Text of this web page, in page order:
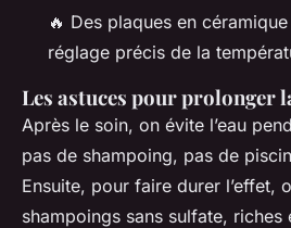
🔥 Des plaques en
réglage précis de la
Les astuces pour prolonger
Après le soin, on évite l’eau
pas de shampoing, pas de
Ensuite, pour faire durer l’effet,
shampoings sans sulfate, riches